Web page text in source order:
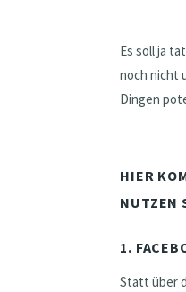
Es soll ja
noch nicht
Dingen
HIER
NUTZEN
1.
Statt über